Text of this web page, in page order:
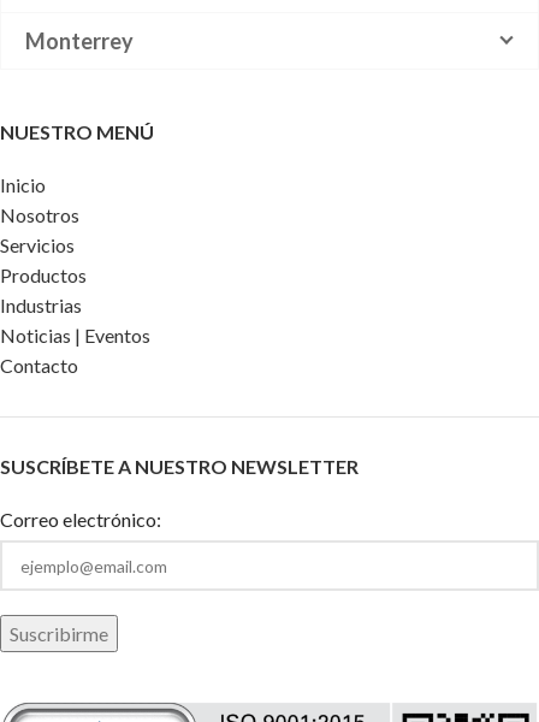
Monterrey
NUESTRO MENÚ
Inicio
Nosotros
Servicios
Productos
Industrias
Noticias | Eventos
Contacto
SUSCRÍBETE A NUESTRO NEWSLETTER
Correo electrónico: